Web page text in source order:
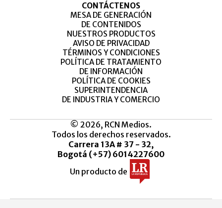
CONTÁCTENOS
MESA DE GENERACIÓN
DE CONTENIDOS
NUESTROS PRODUCTOS
AVISO DE PRIVACIDAD
TÉRMINOS Y CONDICIONES
POLÍTICA DE TRATAMIENTO
DE INFORMACIÓN
POLÍTICA DE COOKIES
SUPERINTENDENCIA
DE INDUSTRIA Y COMERCIO
© 2026, RCN Medios.
Todos los derechos reservados.
Carrera 13A # 37 - 32,
Bogotá (+57) 6014227600
Un producto de